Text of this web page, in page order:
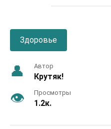
Здоровье
Автор
Крутяк!
Просмотры
1.2к.